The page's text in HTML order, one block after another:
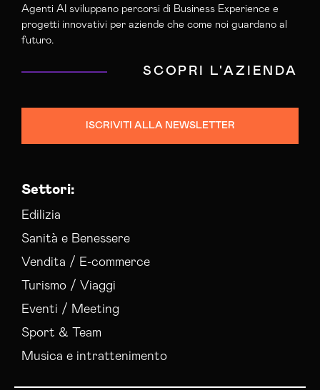
Agenti AI sviluppano percorsi di Business Experience e
progetti innovativi per aziende che come noi guardano al
futuro.
SCOPRI L'AZIENDA
ISCRIVITI ALLA NEWSLETTER
Settori:
Edilizia
Sanità e Benessere
Vendita / E-commerce
Turismo / Viaggi
Eventi / Meeting
Sport & Team
Musica e intrattenimento